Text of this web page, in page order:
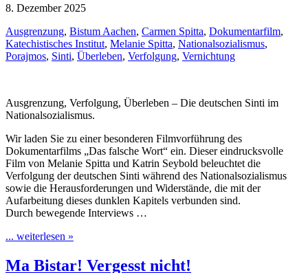
8. Dezember 2025
Ausgrenzung, Bistum Aachen, Carmen Spitta, Dokumentarfilm,
Katechistisches Institut, Melanie Spitta, Nationalsozialismus,
Porajmos, Sinti, Überleben, Verfolgung, Vernichtung
Ausgrenzung, Verfolgung, Überleben – Die deutschen Sinti im
Nationalsozialismus.
Wir laden Sie zu einer besonderen Filmvorführung des
Dokumentarfilms „Das falsche Wort“ ein. Dieser eindrucksvolle
Film von Melanie Spitta und Katrin Seybold beleuchtet die
Verfolgung der deutschen Sinti während des Nationalsozialismus
sowie die Herausforderungen und Widerstände, die mit der
Aufarbeitung dieses dunklen Kapitels verbunden sind.
Durch bewegende Interviews …
... weiterlesen »
Ma Bistar! Vergesst nicht!